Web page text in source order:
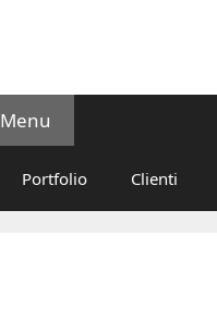
Menu
Portfolio Clienti